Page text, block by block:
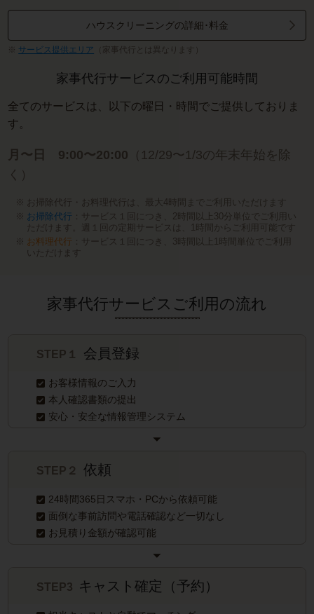
ハウスクリーニングの詳細･料金
サービス提供エリア （家事代行とは異なります）
家事代行サービスのご利用可能時間
全てのサービスは、以下の曜日・時間でご提供しておりま
す。
月〜日 9:00〜20:00 （12/29〜1/3の年末年始を除
く）
お掃除代行・お料理代行は、最大4時間までご利用いただけます
お掃除代行 ：サービス１回につき、2時間以上30分単位でご利用い
ただけます。週１回の定期サービスは、1時間からご利用可能です
お料理代行 ：サービス１回につき、3時間以上1時間単位でご利用
いただけます
家事代行サービスご利用の流れ
STEP１ 会員登録
お客様情報のご入力
本人確認書類の提出
安心・安全な情報管理システム
STEP２依頼
24時間365日スマホ・PCから依頼可能
面倒な事前訪問や電話確認など一切なし
お見積り金額が確認可能
STEP3 キャスト確定（予約）